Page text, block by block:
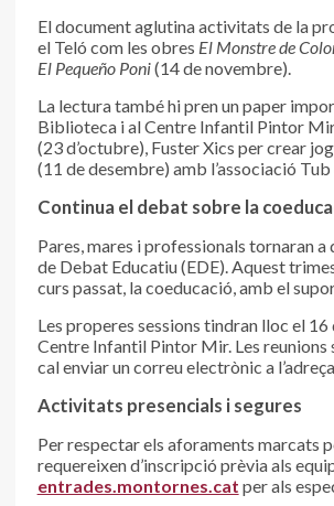
El document aglutina activitats de la
el Teló com les obres El Monstre de
El Pequeño Poni(14 de novembre).
La lectura també hi pren un paper
Biblioteca i al Centre Infantil Pintor
(23 d’octubre), Fuster Xics per crear
(11 de desembre) amb l’associació
Continua el debat sobre la
Pares, mares i professionals tornaran a
de Debat Educatiu (EDE). Aquest
curs passat, la coeducació, amb el
Les properes sessions tindran lloc el
Centre Infantil Pintor Mir. Les reunions
cal enviar un correu electrònic a l’adreça
Activitats presencials i segures
Per respectar els aforaments marcats
requereixen d’inscripció prèvia als
entrades.montornes.cat per als